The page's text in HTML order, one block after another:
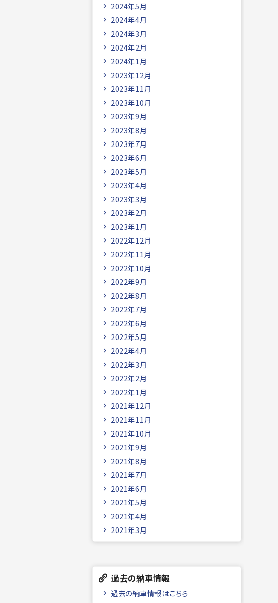
2024年5月
2024年4月
2024年3月
2024年2月
2024年1月
2023年12月
2023年11月
2023年10月
2023年9月
2023年8月
2023年7月
2023年6月
2023年5月
2023年4月
2023年3月
2023年2月
2023年1月
2022年12月
2022年11月
2022年10月
2022年9月
2022年8月
2022年7月
2022年6月
2022年5月
2022年4月
2022年3月
2022年2月
2022年1月
2021年12月
2021年11月
2021年10月
2021年9月
2021年8月
2021年7月
2021年6月
2021年5月
2021年4月
2021年3月
過去の納車情報
過去の納車情報はこちら